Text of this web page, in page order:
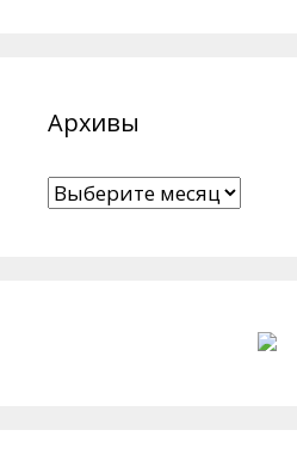
Архивы
Архивы